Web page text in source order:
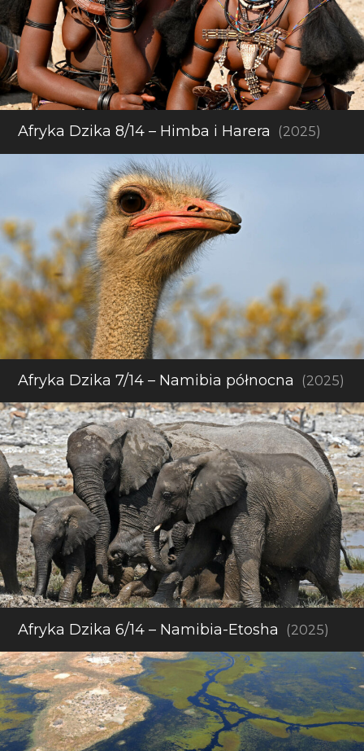
Afryka Dzika 8/14 – Himba i Harera (2025)
Afryka Dzika 7/14 – Namibia północna (2025)
Afryka Dzika 6/14 – Namibia-Etosha (2025)